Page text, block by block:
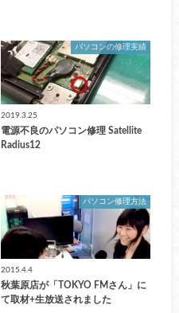
パソコンの修理実績
2019.3.25
電源不良のパソコン修理 Satellite
Radius12
パソコン修理方法
2015.4.4
秋葉原店が「TOKYO FMさん」に
て取材+生放送されました